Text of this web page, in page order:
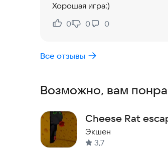
Хорошая игра:)
Нравится:
0
Не нравится:
0 0
Все отзывы
Возможно, вам
Cheese Rat
Экшен
3,7